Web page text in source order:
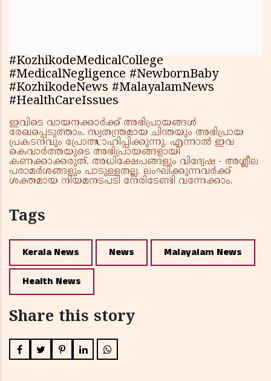
#KozhikodeMedicalCollege
#MedicalNegligence #NewbornBaby
#KozhikodeNews #MalayalamNews
#HealthCareIssues
ഇവിടെ വായനക്കാർക്ക് അഭിപ്രായങ്ങൾ
രേഖപ്പെടുത്താം. സ്വതന്ത്രമായ ചിന്തയും അഭിപ്രായ
പ്രകടനവും പ്രോത്സാഹിപ്പിക്കുന്നു. എന്നാൽ ഇവ
കെവാർത്തയുടെ അഭിപ്രായങ്ങളായി
കണക്കാക്കരുത്. അധിക്ഷേപങ്ങളും വിദ്വേഷ - അശ്ലീല
പരാമർശങ്ങളും പാടുള്ളതല്ല. ലംഘിക്കുന്നവർക്ക്
ശക്തമായ നിയമനടപടി നേരിടേണ്ടി വന്നേക്കാം.
Tags
Kerala News News Malayalam News
Health News
Share this story